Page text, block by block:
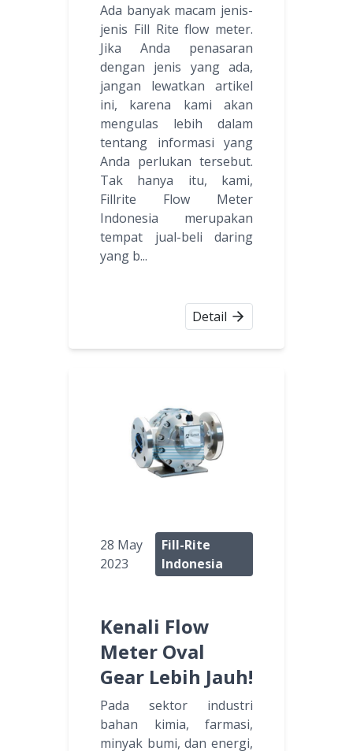
Ada banyak macam jenis-
jenis Fill Rite flow meter.
Jika Anda penasaran
dengan jenis yang ada,
jangan lewatkan artikel
ini, karena kami akan
mengulas lebih dalam
tentang informasi yang
Anda perlukan tersebut.
Tak hanya itu, kami,
Fillrite Flow Meter
Indonesia merupakan
tempat jual-beli daring
yang b...
Detail
28 May
2023
Fill-Rite
Indonesia
Kenali Flow
Meter Oval
Gear Lebih Jauh!
Pada sektor industri
bahan kimia, farmasi,
minyak bumi, dan energi,